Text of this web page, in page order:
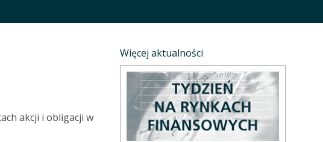
akcji i obligacji w
Więcej aktualności